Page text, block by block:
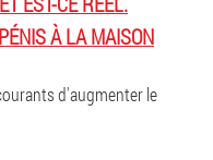
À LA MAISON
d'augmenter le